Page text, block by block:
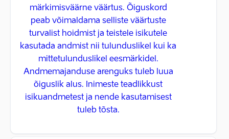
märkimisväärne väärtus. Õiguskord
peab võimaldama selliste väärtuste
turvalist hoidmist ja teistele isikutele
kasutada andmist nii tulunduslikel kui ka
mittetulunduslikel eesmärkidel.
Andmemajanduse arenguks tuleb luua
õiguslik alus. Inimeste teadlikkust
isikuandmetest ja nende kasutamisest
tuleb tõsta.